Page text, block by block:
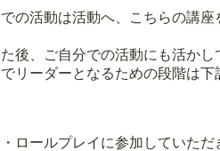
活動は活動へ、こちらの講座
、ご自分での活動にも活かし
ーダーとなるための段階は下
ロールプレイに参加していた